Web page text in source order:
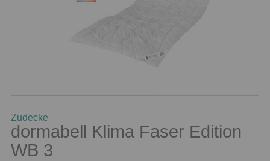
Zudecke
dormabell Klima Faser Edition
WB 3